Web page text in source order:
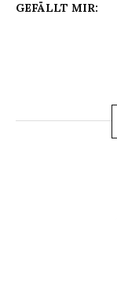
GEFÄLLT MIR: